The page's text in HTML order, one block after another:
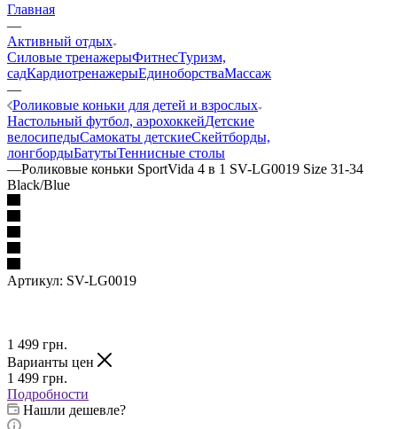
Главная
—
Активный отдых
Силовые тренажерыФитнесТуризм,
садКардиотренажерыЕдиноборстваМассаж
—
Роликовые коньки для детей и взрослых
Настольный футбол, аэрохоккейДетские
велосипедыСамокаты детскиеСкейтборды,
лонгбордыБатутыТеннисные столы
—Роликовые коньки SportVida 4 в 1 SV-LG0019 Size 31-34
Black/Blue
Артикул: SV-LG0019
1 499 грн.
Варианты цен
1 499 грн.
Подробности
Нашли дешевле?